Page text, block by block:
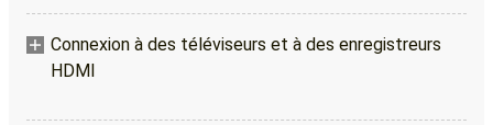
Connexion à des téléviseurs et à des enregistreurs
HDMI